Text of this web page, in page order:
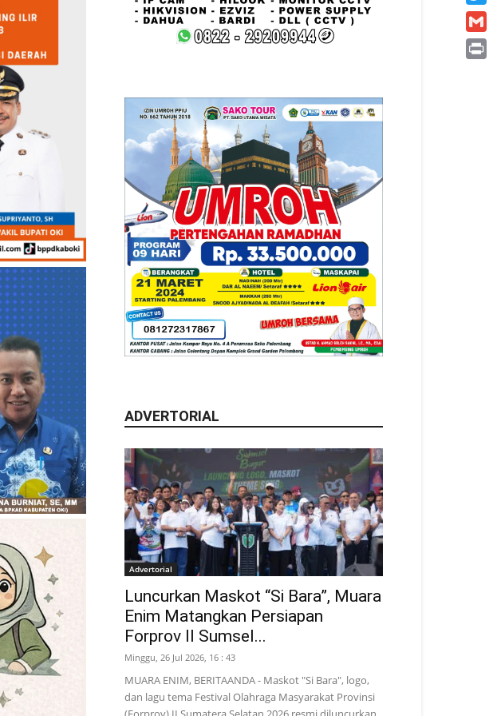
ADVERTORIAL
Advertorial
Luncurkan Maskot “Si Bara”, Muara
Enim Matangkan Persiapan
Forprov II Sumsel...
Minggu, 26 Jul 2026, 16 : 43
MUARA ENIM, BERITAANDA - Maskot "Si Bara", logo,
dan lagu tema Festival Olahraga Masyarakat Provinsi